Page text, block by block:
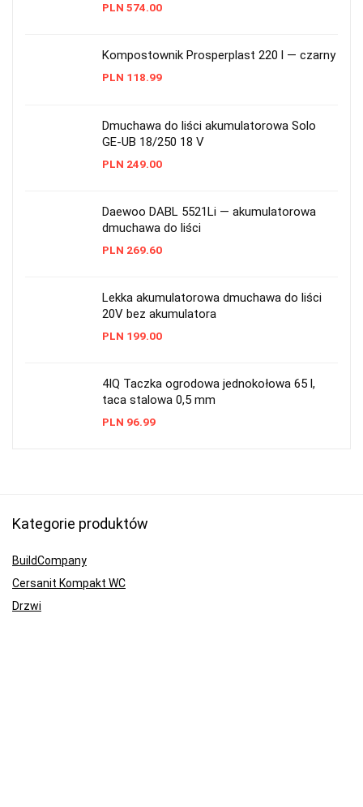
PLN 574.00
Kompostownik Prosperplast 220 l — czarny
PLN 118.99
Dmuchawa do liści akumulatorowa Solo
GE-UB 18/250 18 V
PLN 249.00
Daewoo DABL 5521Li — akumulatorowa
dmuchawa do liści
PLN 269.60
Lekka akumulatorowa dmuchawa do liści
20V bez akumulatora
PLN 199.00
4IQ Taczka ogrodowa jednokołowa 65 l,
taca stalowa 0,5 mm
PLN 96.99
Kategorie produktów
BuildCompany
Cersanit Kompakt WC
Drzwi